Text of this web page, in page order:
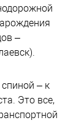
–
– к
Это все,